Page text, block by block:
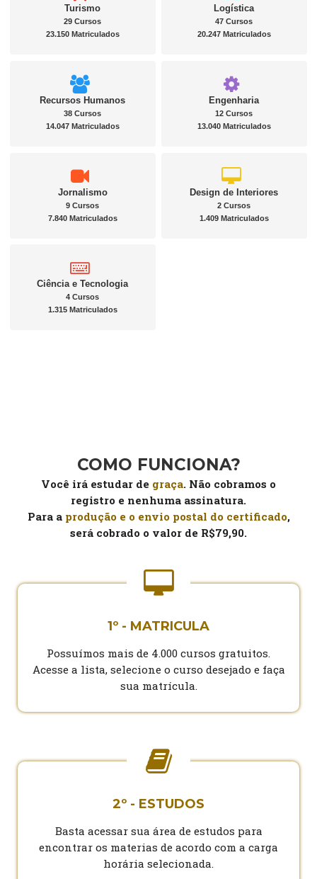
Turismo
29 Cursos
23.150 Matriculados
Logística
47 Cursos
20.247 Matriculados
Recursos Humanos
38 Cursos
14.047 Matriculados
Engenharia
12 Cursos
13.040 Matriculados
Jornalismo
9 Cursos
7.840 Matriculados
Design de Interiores
2 Cursos
1.409 Matriculados
Ciência e Tecnologia
4 Cursos
1.315 Matriculados
COMO FUNCIONA?
Você irá estudar de graça. Não cobramos o
registro e nenhuma assinatura.
Para a produção e o envio postal do certificado,
será cobrado o valor de R$79,90.
1º - MATRICULA
Possuímos mais de 4.000 cursos gratuitos.
Acesse a lista, selecione o curso desejado e faça
sua matrícula.
2º - ESTUDOS
Basta acessar sua área de estudos para
encontrar os materias de acordo com a carga
horária selecionada.